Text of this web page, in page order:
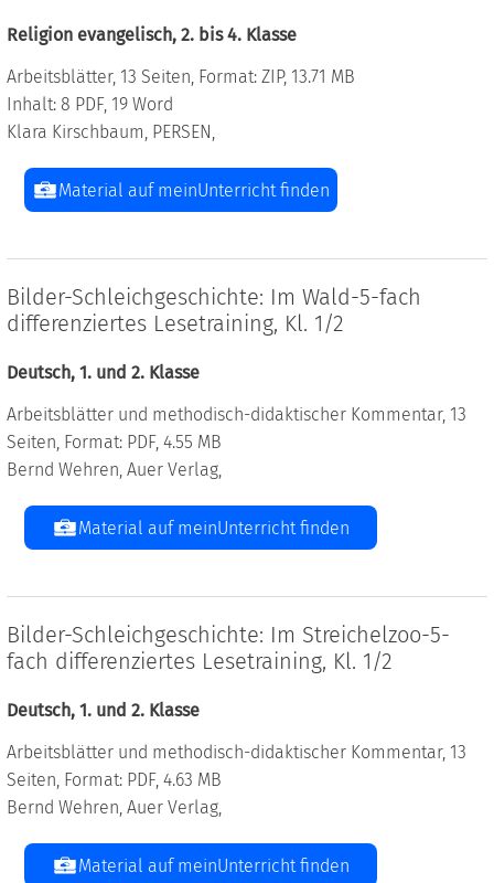
Religion evangelisch, 2. bis 4. Klasse
Arbeitsblätter, 13 Seiten, Format: ZIP, 13.71 MB
Inhalt: 8 PDF, 19 Word
Klara Kirschbaum, PERSEN,
Material auf meinUnterricht finden
Bilder-Schleichgeschichte: Im Wald-5-fach
differenziertes Lesetraining, Kl. 1/2
Deutsch, 1. und 2. Klasse
Arbeitsblätter und methodisch-didaktischer Kommentar, 13
Seiten, Format: PDF, 4.55 MB
Bernd Wehren, Auer Verlag,
Material auf meinUnterricht finden
Bilder-Schleichgeschichte: Im Streichelzoo-5-
fach differenziertes Lesetraining, Kl. 1/2
Deutsch, 1. und 2. Klasse
Arbeitsblätter und methodisch-didaktischer Kommentar, 13
Seiten, Format: PDF, 4.63 MB
Bernd Wehren, Auer Verlag,
Material auf meinUnterricht finden